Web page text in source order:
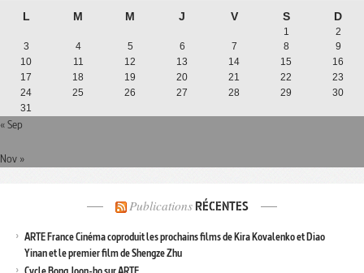
L M M J V S D
1
2
3
4 5 6 7 8
9
10
11 12 13 14 15
16
17
18 19 20 21 22
23
24
25 26 27 28 29
30
31
« Sep
Nov »
Publications RÉCENTES
ARTE France Cinéma coproduit les prochains films de Kira Kovalenko et Diao
Yinan et le premier film de Shengze Zhu